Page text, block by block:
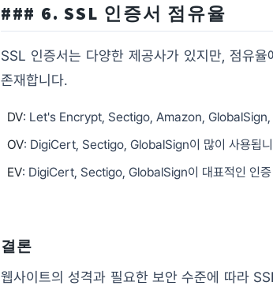
### 6. SSL 인증서 점유율
SSL 인증서는 다양한 제공사가 있지만, 점유
존재합니다.
DV: Let's Encrypt, Sectigo, Amazon, GlobalSign,
OV: DigiCert, Sectigo, GlobalSign이 많이 사용됩
EV: DigiCert, Sectigo, GlobalSign이 대표적인 인증
결론
웹사이트의 성격과 필요한 보안 수준에 따라